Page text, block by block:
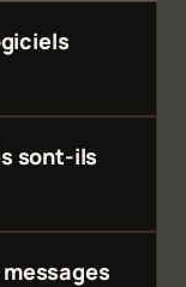
sont-ils